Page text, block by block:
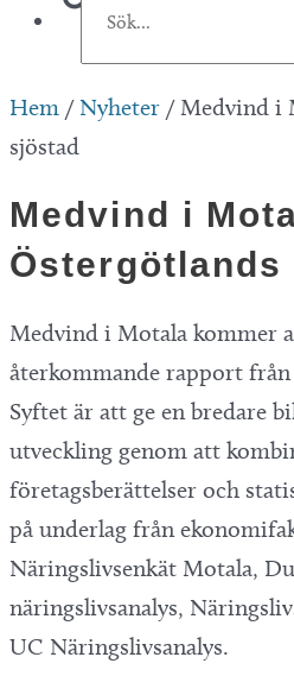
Hem / Nyheter / Medvind i
sjöstad
Medvind i
Östergötlands
Medvind i Motala kommer
återkommande rapport
Syftet är att ge en bredare
utveckling genom att
företagsberättelser och
på underlag från
Näringslivsenkät Motala,
näringslivsanalys,
UC Näringslivsanalys.